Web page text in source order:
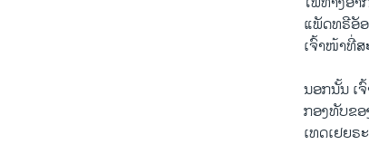
ແພັດທ​ຣີ​ອັ
ເຈົ້າ​ໜ້າ​ທີ່​
ນອກນັ້ນ ເ
ກອງ​ທັບ​ຂ
ເທດ​ເຢຍ​ຣ